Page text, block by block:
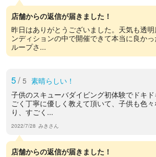
店舗からの返信が届きました！
昨日はありがとうございました。天気も透
ンディションの中で開催できて本当に良か
ループさ...
5/ 5 素晴らしい！
子供のスキューバダイビング初体験でドキ
ごく丁寧に優しく教えて頂いて、子供も色
り、すごく...
2022/7/28 みきさん
店舗からの返信が届きました！